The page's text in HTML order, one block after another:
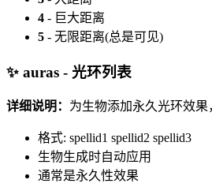
4 - 巨大距离
5 - 无限距离(总是可见)
✨ auras - 光环列表
详细说明： 为生物添加永久光环效果
格式: spellid1 spellid2 spellid3
生物生成时自动应用
通常是永久性效果